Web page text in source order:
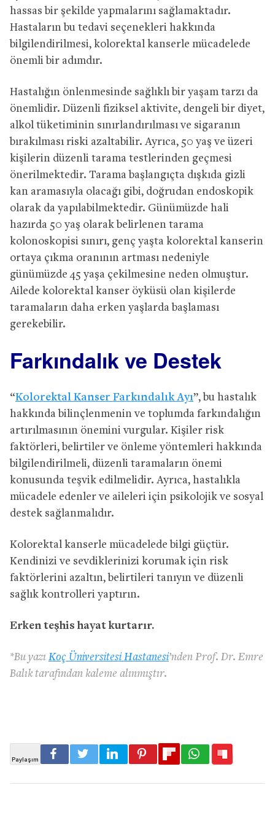
hassas bir şekilde yapmalarını sağlamaktadır.
Hastaların bu tedavi seçenekleri hakkında
bilgilendirilmesi, kolorektal kanserle mücadelede
önemli bir adımdır.
Hastalığın önlenmesinde sağlıklı bir yaşam tarzı da
önemlidir. Düzenli fiziksel aktivite, dengeli bir diyet,
alkol tüketiminin sınırlandırılması ve sigaranın
bırakılması riski azaltabilir. Ayrıca, 50 yaş ve üzeri
kişilerin düzenli tarama testlerinden geçmesi
önerilmektedir. Tarama başlangıçta dışkıda gizli
kan aramasıyla olacağı gibi, doğrudan endoskopik
olarak da yapılabilmektedir. Günümüzde hali
hazırda 50 yaş olarak belirlenen tarama
kolonoskopisi sınırı, genç yaşta kolorektal kanserin
ortaya çıkma oranının artması nedeniyle
günümüzde 45 yaşa çekilmesine neden olmuştur.
Ailede kolorektal kanser öyküsü olan kişilerde
taramaların daha erken yaşlarda başlaması
gerekebilir.
Farkındalık ve Destek
“Kolorektal Kanser Farkındalık Ayı”, bu hastalık
hakkında bilinçlenmenin ve toplumda farkındalığın
artırılmasının önemini vurgular. Kişiler risk
faktörleri, belirtiler ve önleme yöntemleri hakkında
bilgilendirilmeli, düzenli taramaların önemi
konusunda teşvik edilmelidir. Ayrıca, hastalıkla
mücadele edenler ve aileleri için psikolojik ve sosyal
destek sağlanmalıdır.
Kolorektal kanserle mücadelede bilgi güçtür.
Kendinizi ve sevdiklerinizi korumak için risk
faktörlerini azaltın, belirtileri tanıyın ve düzenli
sağlık kontrolleri yaptırın.
Erken teşhis hayat kurtarır.
*Bu yazı Koç Üniversitesi Hastanesi’nden Prof. Dr. Emre
Balık tarafından kaleme alınmıştır.